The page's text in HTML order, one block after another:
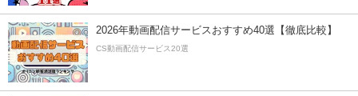
2026年動画配信サービスおすすめ40選【徹底比較】
CS動画配信サービス20選